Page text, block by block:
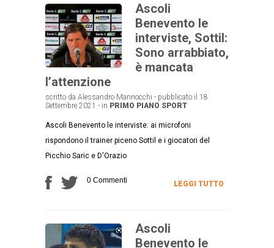
Ascoli
Benevento le
interviste, Sottil:
Sono arrabbiato,
è mancata
l’attenzione
scritto da Alessandro Mannocchi - pubblicato il 18
Settembre 2021 - in PRIMO PIANO SPORT
Ascoli Benevento le interviste: ai microfoni
rispondono il trainer piceno Sottil e i giocatori del
Picchio Saric e D'Orazio
0 Commenti LEGGI TUTTO
Ascoli
Benevento le